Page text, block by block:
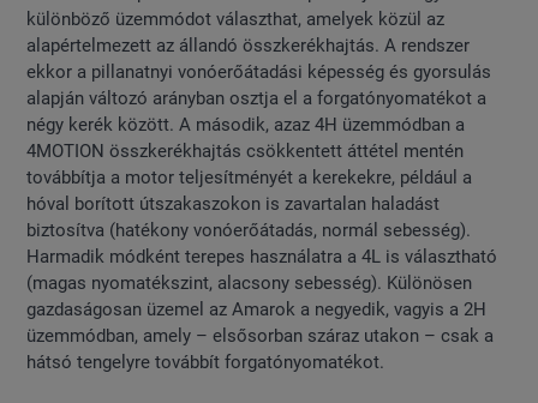
különböző üzemmódot választhat, amelyek közül az
alapértelmezett az állandó összkerékhajtás. A rendszer
ekkor a pillanatnyi vonóerőátadási képesség és gyorsulás
alapján változó arányban osztja el a forgatónyomatékot a
négy kerék között. A második, azaz 4H üzemmódban a
4MOTION összkerékhajtás csökkentett áttétel mentén
továbbítja a motor teljesítményét a kerekekre, például a
hóval borított útszakaszokon is zavartalan haladást
biztosítva (hatékony vonóerőátadás, normál sebesség).
Harmadik módként terepes használatra a 4L is választható
(magas nyomatékszint, alacsony sebesség). Különösen
gazdaságosan üzemel az Amarok a negyedik, vagyis a 2H
üzemmódban, amely – elsősorban száraz utakon – csak a
hátsó tengelyre továbbít forgatónyomatékot.